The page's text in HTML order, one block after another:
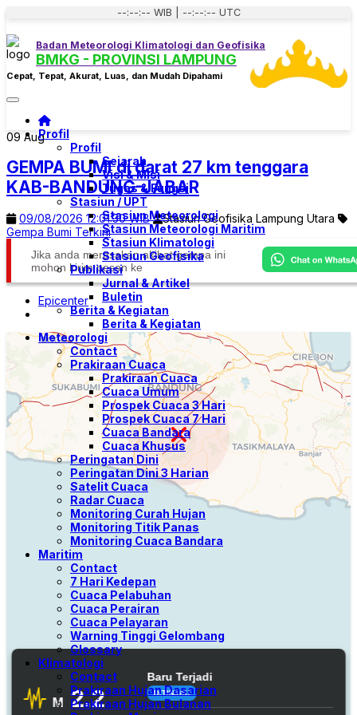
--:--:-- WIB | --:--:-- UTC
Badan Meteorologi Klimatologi dan Geofisika
BMKG - PROVINSI LAMPUNG
Cepat, Tepat, Akurat, Luas, dan Mudah Dipahami
Toggle navigation
Profil
Profil
Sejarah
Visi & Misi
Tugas & Fungsi
Stasiun / UPT
Stasiun Meteorologi
Stasiun Meteorologi Maritim
Stasiun Klimatologi
Stasiun Geofisika
Publikasi
Jurnal & Artikel
Buletin
Berita & Kegiatan
Berita & Kegiatan
Meteorologi
Contact
Prakiraan Cuaca
Prakiraan Cuaca
Cuaca Umum
Prospek Cuaca 3 Hari
Prospek Cuaca 7 Hari
Cuaca Bandara
Cuaca Khusus
Peringatan Dini
Peringatan Dini 3 Harian
Satelit Cuaca
Radar Cuaca
Monitoring Curah Hujan
Monitoring Titik Panas
Monitoring Cuaca Bandara
Maritim
Contact
7 Hari Kedepan
Cuaca Pelabuhan
Cuaca Perairan
Cuaca Pelayaran
Warning Tinggi Gelombang
Glossary
Klimatologi
Contact
Prakiraan Hujan Dasarian
Prakiraan Hujan Bulanan
09 Aug
GEMPA BUMI di darat 27 km tenggara
KAB-BANDUNG-JABAR
09/08/2026 12:01:30 WIB
Stasiun Geofisika Lampung Utara
Gempa Bumi Terkini
Jika anda merasakan akibat gempa ini
mohon kirim pesan ke
Epicenter